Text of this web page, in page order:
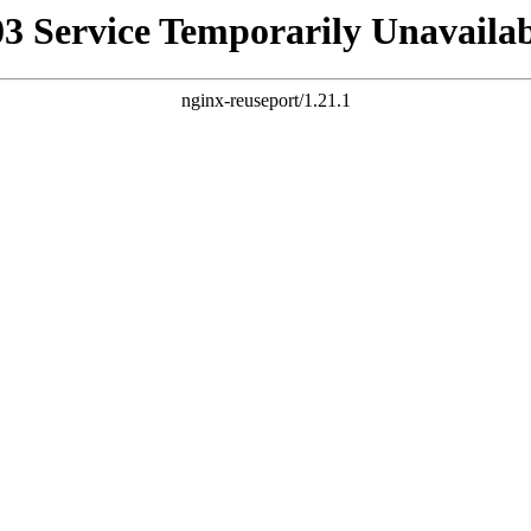
Service Temporarily
nginx-reuseport/1.21.1